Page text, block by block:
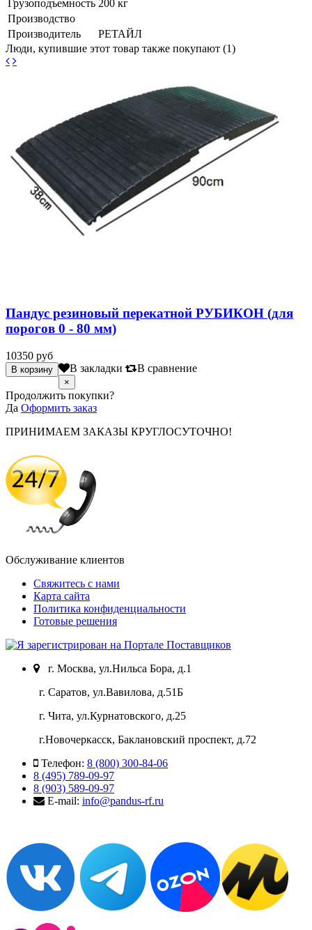
Грузоподъемность 200 кг
Производство
Производитель
РЕТАЙЛ
Люди, купившие этот товар также покупают (1)
Пандус резиновый перекатной РУБИКОН (для
порогов 0 - 80 мм)
10350 руб
В закладки В сравнение
×
Продолжить покупки?
Да Оформить заказ
ПРИНИМАЕМ ЗАКАЗЫ КРУГЛОСУТОЧНО!
Обслуживание клиентов
Свяжитесь с нами
Карта сайта
Политика конфиденциальности
Готовые решения
г. Москва, ул.Нильса Бора, д.1
г. Саратов, ул.Вавилова, д.51Б
г. Чита, ул.Курнатовского, д.25
г.Новочеркасск, Баклановский проспект, д.72
Телефон: 8 (800) 300-84-06
8 (495) 789-09-97
8 (903) 589-09-97
E-mail: info@pandus-rf.ru